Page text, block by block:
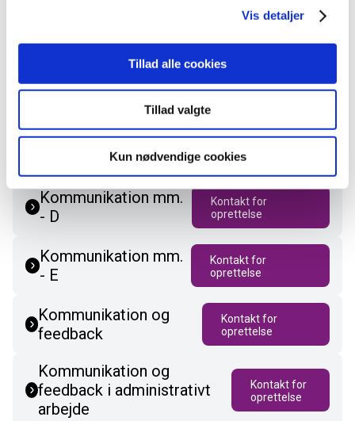
Vis detaljer
Tillad alle cookies
Tillad valgte
Kun nødvendige cookies
- A
Kommunikation mm.
Kontakt for
Kommunikation mm.
oprettelse
Kommunikation mm.
- D
Kontakt for
oprettelse
Kommunikation mm.
- E
Kontakt for
oprettelse
Kommunikation og
feedback
Kontakt for
oprettelse
Kommunikation og
feedback i administrativt
arbejde
Kontakt for
oprettelse